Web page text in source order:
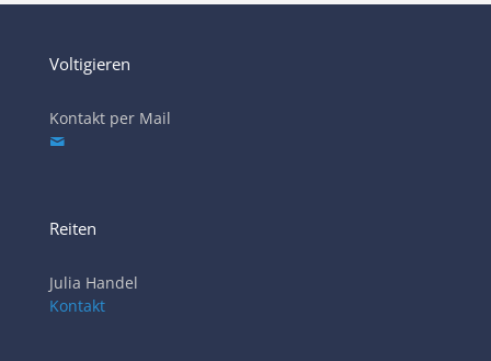
Voltigieren
Kontakt per Mail
Reiten
Julia Handel
Kontakt